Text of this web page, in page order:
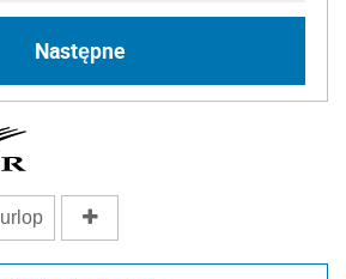
Następne
urlop